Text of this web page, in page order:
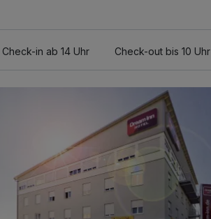
Check-in ab 14 Uhr Check-out bis 10 Uhr